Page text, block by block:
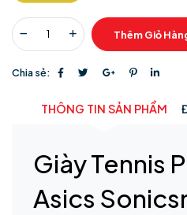
Thêm Giỏ
Chia sẻ:
THÔNG TIN SẢN PHẨM
Giày Tennis
Asics